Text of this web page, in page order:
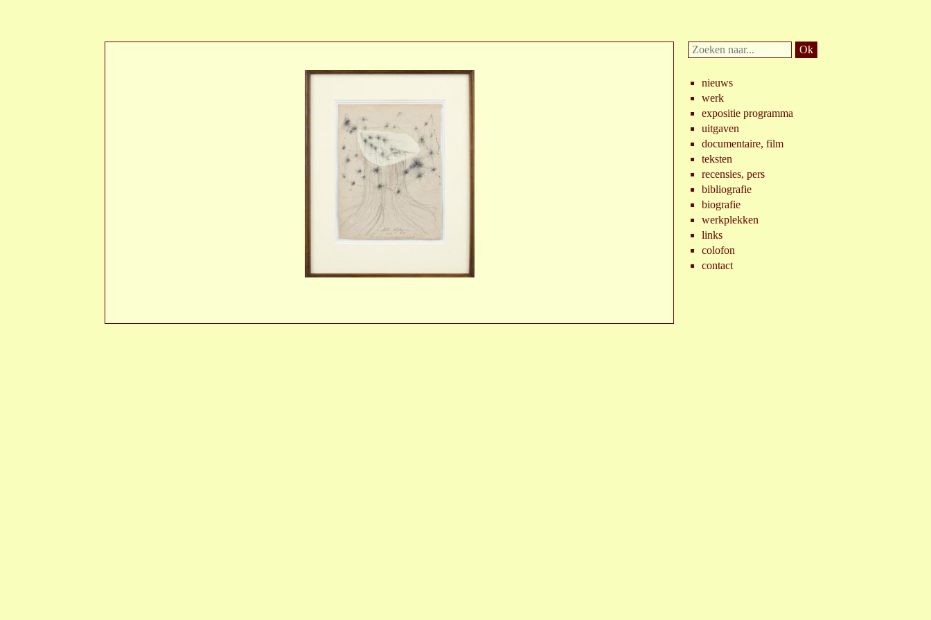
Doorzoek
website:
nieuws
werk
expositie programma
uitgaven
documentaire, film
teksten
recensies, pers
bibliografie
biografie
werkplekken
links
colofon
contact